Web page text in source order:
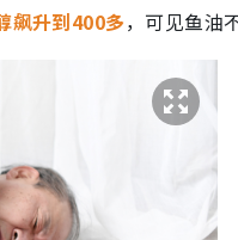
飙升到400多，可见鱼油